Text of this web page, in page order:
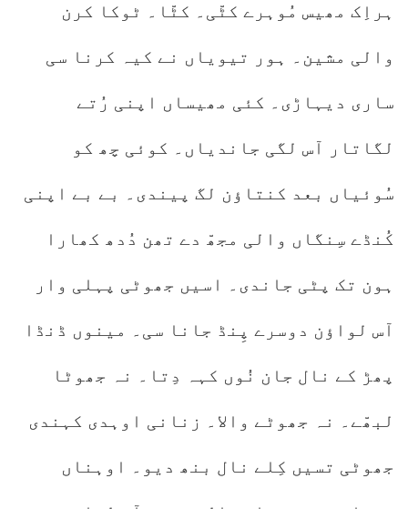
ہراِک مھیس مُوہرے کٹّی۔ کٹّا۔ ٹوکا کرن
والی مشین۔ ہور تیویاں نے کیہ کرنا سی
ساری دیہاڑی۔ کئی مھیساں اپنی رُتے
لگاتار آس لگی جاندیاں۔ کوئی چھ کو
سُوئیاں بعد کنتاؤن لگ پیندی۔ بے بے اپنی
کُنڈے سِنگاں والی مجھّ دے تھن دُدھ کھارا
ہون تک پٹی جاندی۔ اسیں جھوٹی پہلی وار
آس لواؤن دوسرے پِنڈ جانا سی۔ مینوں ڈنڈا
پھڑ کے نال جان نُوں کہہ دِتا۔ نہ جھوٹا
لبھّے۔ نہ جھوٹے والا۔ زنانی اوہدی کہندی
جھوٹی تسیں کِلے نال بنھ دیو۔ اوہناں